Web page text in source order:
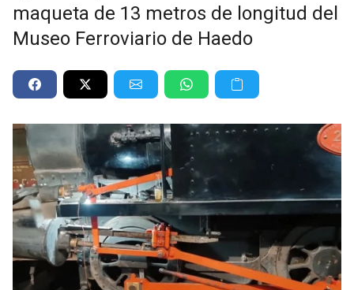
maqueta de 13 metros de longitud del
Museo Ferroviario de Haedo